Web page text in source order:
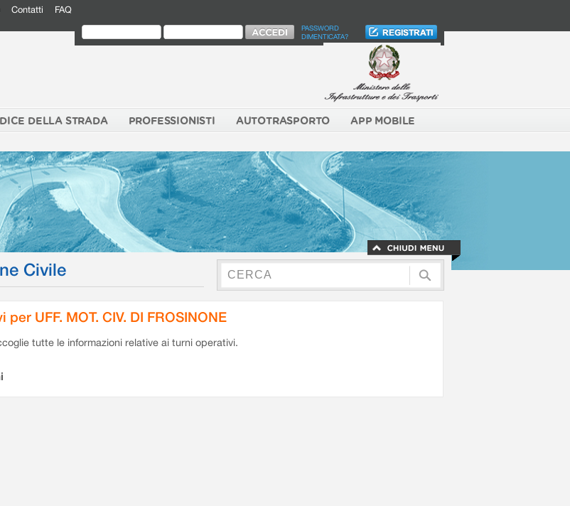
Contatti FAQ
PASSWORD
DIMENTICATA?
DELLA STRADA PROFESSIONISTI AUTOTRASPORTO APP MOBILE
Civile
per UFF. MOT. CIV. DI FROSINONE
tutte le informazioni relative ai turni operativi.